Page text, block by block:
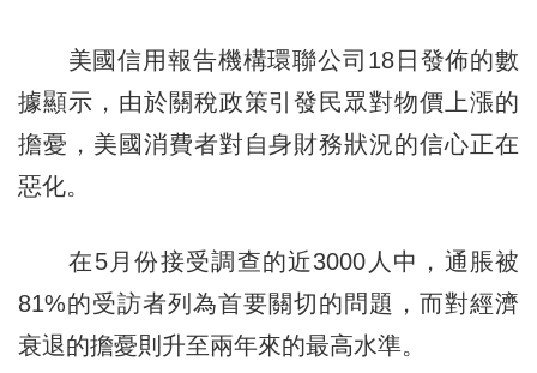
美國信用報告機構環聯公司18日發佈的數
據顯示，由於關稅政策引發民眾對物價上漲的
擔憂，美國消費者對自身財務狀況的信心正在
惡化。
在5月份接受調查的近3000人中，通脹被
81%的受訪者列為首要關切的問題，而對經濟
衰退的擔憂則升至兩年來的最高水準。